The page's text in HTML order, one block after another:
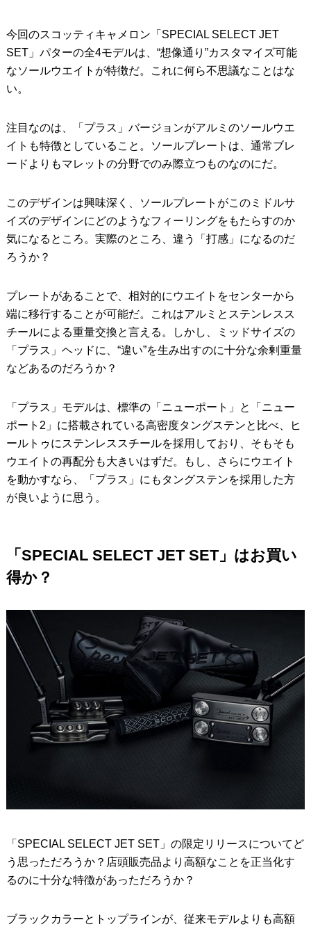
今回のスコッティキャメロン「SPECIAL SELECT JET
SET」パターの全4モデルは、“想像通り”カスタマイズ可能
なソールウエイトが特徴だ。これに何ら不思議なことはな
い。
注目なのは、「プラス」バージョンがアルミのソールウエ
イトも特徴としていること。ソールプレートは、通常ブレ
ードよりもマレットの分野でのみ際立つものなのにだ。
このデザインは興味深く、ソールプレートがこのミドルサ
イズのデザインにどのようなフィーリングをもたらすのか
気になるところ。実際のところ、違う「打感」になるのだ
ろうか？
プレートがあることで、相対的にウエイトをセンターから
端に移行することが可能だ。これはアルミとステンレスス
チールによる重量交換と言える。しかし、ミッドサイズの
「プラス」ヘッドに、“違い”を生み出すのに十分な余剰重量
などあるのだろうか？
「プラス」モデルは、標準の「ニューポート」と「ニュー
ポート2」に搭載されている高密度タングステンと比べ、ヒ
ールトゥにステンレススチールを採用しており、そもそも
ウエイトの再配分も大きいはずだ。もし、さらにウエイト
を動かすなら、「プラス」にもタングステンを採用した方
が良いように思う。
「SPECIAL SELECT JET SET」はお買い
得か？
「SPECIAL SELECT JET SET」の限定リリースについてど
う思っただろうか？店頭販売品より高額なことを正当化す
るのに十分な特徴があっただろうか？
ブラックカラーとトップラインが、従来モデルよりも高額